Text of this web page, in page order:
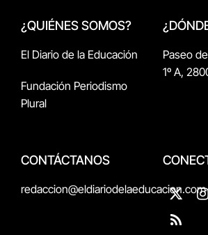
¿QUIÉNES SOMOS?
El Diario de la Educación
Fundación Periodismo
Plural
Paseo
1º A,
CONTÁCTANOS
redaccion@eldiariodelaeducacion.com
X
(Twitter)
RSS